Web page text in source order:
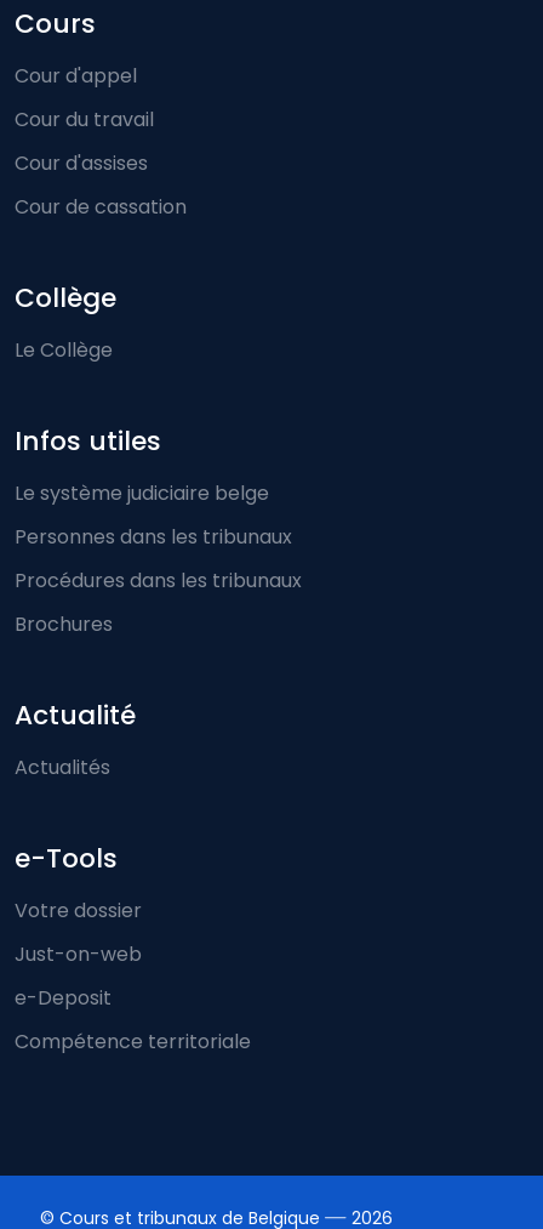
Cours
Cour d'appel
Cour du travail
Cour d'assises
Cour de cassation
Collège
Le Collège
Infos utiles
Le système judiciaire belge
Personnes dans les tribunaux
Procédures dans les tribunaux
Brochures
Actualité
Actualités
e-Tools
Votre dossier
Just-on-web
e-Deposit
Compétence territoriale
© Cours et tribunaux de Belgique 2026